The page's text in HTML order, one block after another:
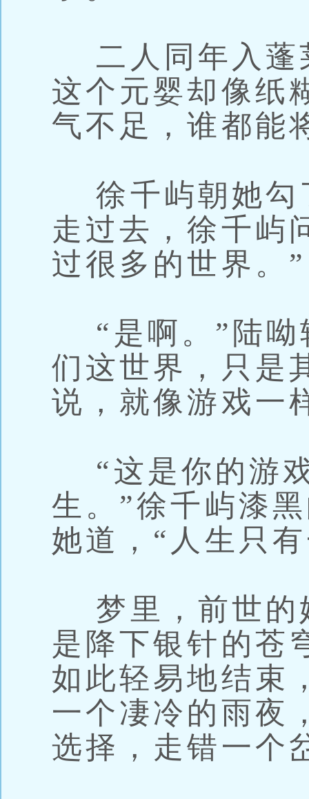
二人同年入蓬
这个元婴却像纸
气不足，谁都能
徐千屿朝她勾
走过去，徐千屿
过很多的世界。”
“是啊。”陆呦
们这世界，只是
说，就像游戏一
“这是你的游
生。”徐千屿漆
她道，“人生只
梦里，前世的
是降下银针的苍
如此轻易地结束
一个凄冷的雨夜
选择，走错一个